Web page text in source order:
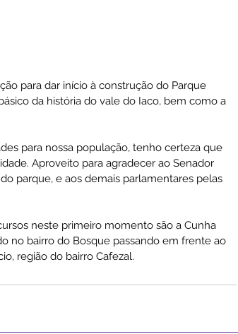
para dar início à construção do Parque
da história do vale do Iaco, bem como a
para nossa população, tenho certeza que
Aproveito para agradecer ao Senador
parque, e aos demais parlamentares pelas
neste primeiro momento são a Cunha
no bairro do Bosque passando em frente ao
região do bairro Cafezal.